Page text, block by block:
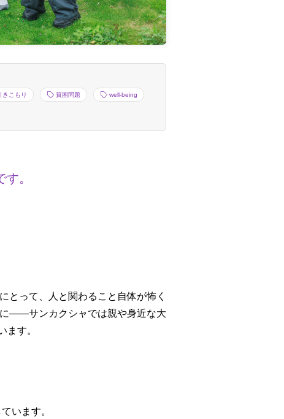
きこもり 貧困問題 well-being
。
とって、人と関わること自体が怖く
――サンカクシャでは親や身近な大
ます。
います。